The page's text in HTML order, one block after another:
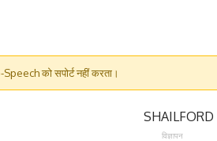
को सपोर्ट नहीं करता।
विज्ञापन